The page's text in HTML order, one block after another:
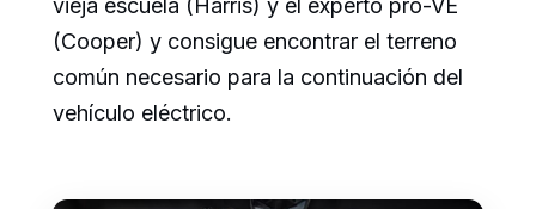
(Cooper) y consigue encontrar el terreno
común necesario para la continuación del
vehículo eléctrico.